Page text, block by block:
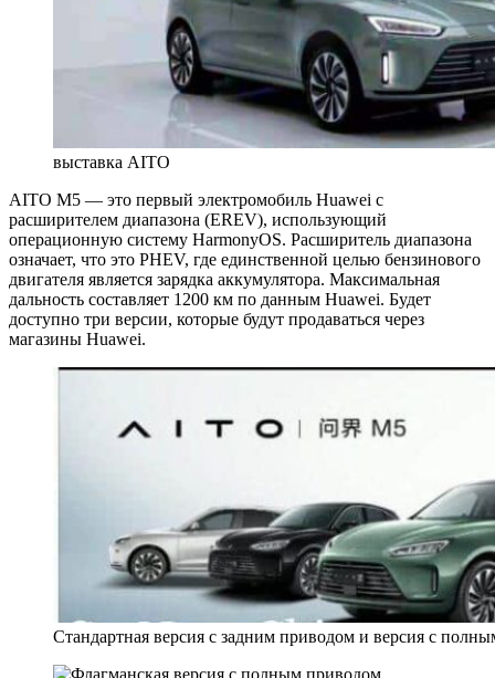
выставка AITO
AITO M5 — это первый электромобиль Huawei с
расширителем диапазона (EREV), использующий
операционную систему HarmonyOS. Расширитель диапазона
означает, что это PHEV, где единственной целью бензинового
двигателя является зарядка аккумулятора. Максимальная
дальность составляет 1200 км по данным Huawei. Будет
доступно три версии, которые будут продаваться через
магазины Huawei.
Стандартная версия с задним приводом и версия с